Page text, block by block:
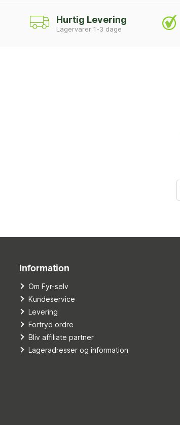
Hurtig Levering
Lagervarer 1-3 dage
Information
Om Fyr-selv
Kundeservice
Levering
Fortryd ordre
Bliv affiliate partner
Lageradresser og information